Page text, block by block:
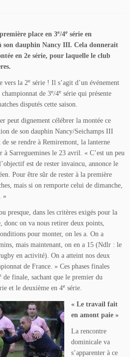
place en 3e/4e série en
son dauphin Nancy III. Cela donnerait
en 2e série, pour laquelle le club
vers la 2e série ! Il s’agit d’un événement
de 3e/4e série qui présente
disputés cette saison.
peut dignement célébrer la montée ce
de son dauphin Nancy/Seichamps III
se rendre à Remiremont, la lanterne
Sarreguemines le 23 avril. « C’est un peu
est de rester invaincu, annonce le
Pour être sûr de rester à la première
mais si on remporte celui de dimanche,
»
presque, dans les critères exigés pour la
donc on va nous retirer deux points,
pour monter, on les a. On a
mais maintenant, on en a 15 (Ndlr : le
en activité). On a atteint nos deux
de France. » Ces phases finales
de finale, sachant que le premier du
et le deuxième en 4e série.
« Le travail fait
en amont paie »
La rencontre
dominicale va
s’apparenter à ce